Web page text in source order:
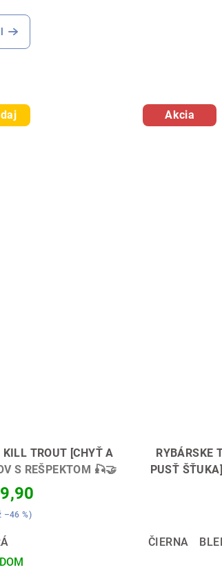
KILL TROUT [CHYŤ A
S REŠPEKTOM 🎣🤝
–46 %)
Akcia
RYBÁRSKE
PUSŤ ŠŤUKA]
ČIERNA